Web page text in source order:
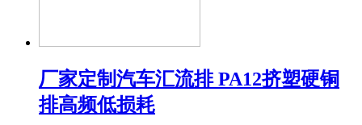
厂家定制汽车汇流排 PA12挤塑硬铜
排高频低损耗